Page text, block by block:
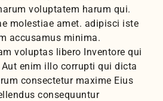
voluptatem harum qui.
molestiae amet. adipisci iste
accusamus minima.
voluptas libero Inventore qui
enim illo corrupti qui dicta
consectetur maxime Eius
consequuntur